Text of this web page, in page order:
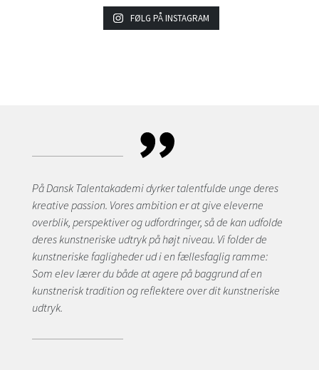
FØLG PÅ INSTAGRAM
På Dansk Talentakademi dyrker talentfulde unge deres
kreative passion. Vores ambition er at give eleverne
overblik, perspektiver og udfordringer, så de kan udfolde
deres kunstneriske udtryk på højt niveau. Vi folder de
kunstneriske fagligheder ud i en fællesfaglig ramme:
Som elev lærer du både at agere på baggrund af en
kunstnerisk tradition og reflektere over dit kunstneriske
udtryk.